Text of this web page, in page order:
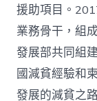
援助項目。
業務骨干，組
發展部共同組
國減貧經驗和
發展的減貧之